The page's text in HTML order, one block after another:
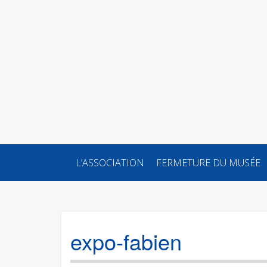
SKIP
CONTENT
L’ASSOCIATION FERMETURE DU MUSÉE
expo-fabien